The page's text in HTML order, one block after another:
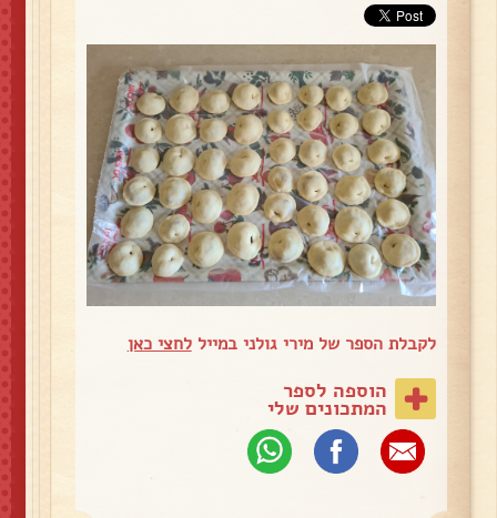
לקבלת הספר של מירי גולני במייללחצי כאן
הוספה לספר
המתכונים שלי